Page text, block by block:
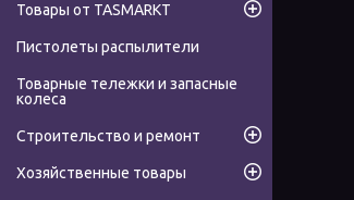
Товары от TASMARKT
Пистолеты распылители
Товарные тележки и запасные
колеса
Строительство и ремонт
Хозяйственные товары